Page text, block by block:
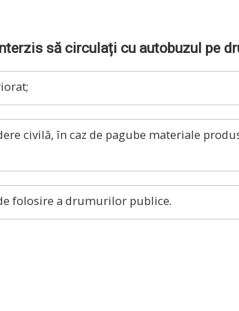
să circulați cu autobuzul pe
civilă, în caz de pagube materiale
folosire a drumurilor publice.